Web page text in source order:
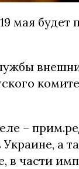
мая будет
–
а
в части